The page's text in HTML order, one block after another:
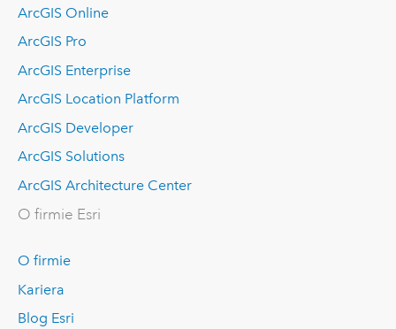
ArcGIS Online
ArcGIS Pro
ArcGIS Enterprise
ArcGIS Location Platform
ArcGIS Developer
ArcGIS Solutions
ArcGIS Architecture Center
O firmie Esri
O firmie
Kariera
Blog Esri